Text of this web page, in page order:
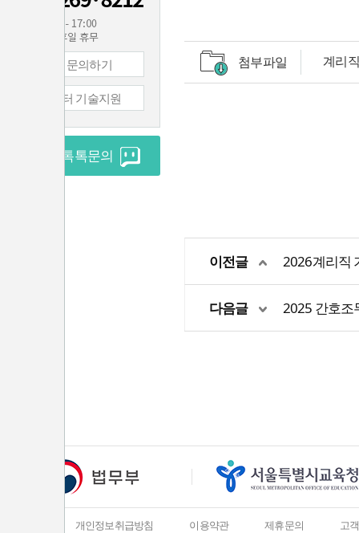
1:1 문의하기
컴퓨터 기술지원
실시간 톡톡문의
첨부파일 계리
이전글 2026계리직
다음글 2025 간호조
개인정보취급방침 이용약관 제휴문의 고